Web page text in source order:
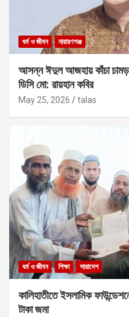
ধর্ম ও জীবন নারায়ণগঞ্জ
আসন্ন ঈদুল আজহায় কাঁচা চামড়া
ডিসি মো: রায়হান কবির
May 25, 2026 talas
ধর্ম ও জীবন শিক্ষা সারাদেশ
কালিহাতীতে ইসলামিক
টাকা জমা